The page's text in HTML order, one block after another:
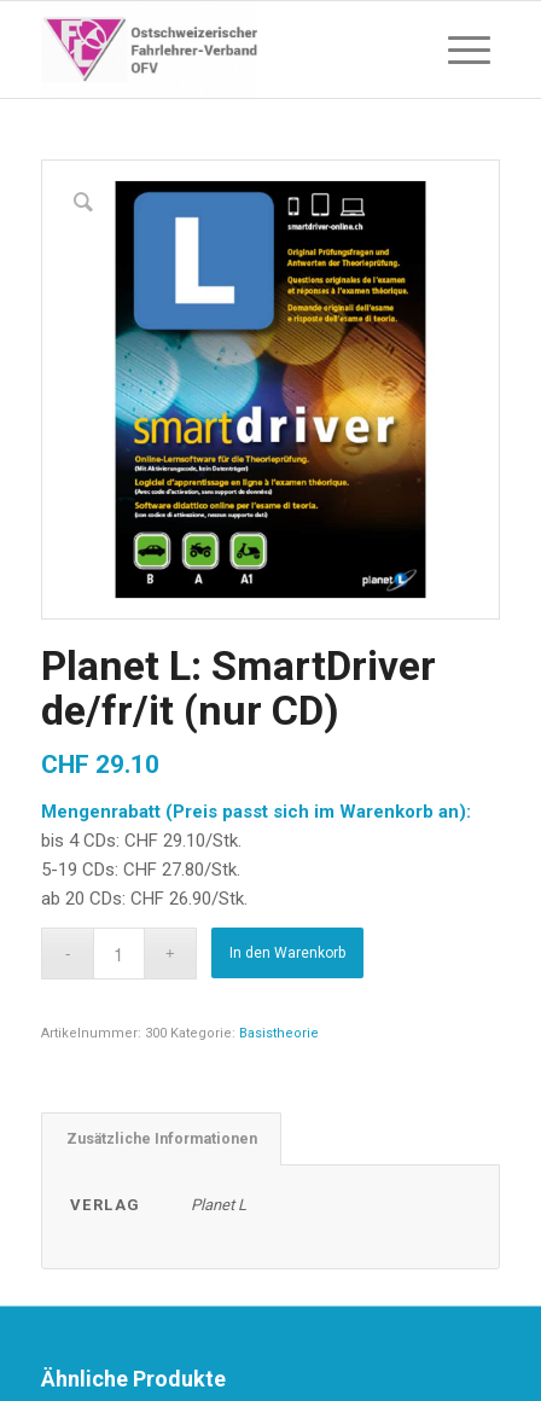
Planet L: SmartDriver
de/fr/it (nur CD)
CHF 29.10
Mengenrabatt (Preis passt sich im Warenkorb an):
bis 4 CDs: CHF 29.10/Stk.
5-19 CDs: CHF 27.80/Stk.
ab 20 CDs: CHF 26.90/Stk.
In den Warenkorb
Artikelnummer: 300 Kategorie: Basistheorie
Zusätzliche Informationen
VERLAG Planet L
Ähnliche Produkte